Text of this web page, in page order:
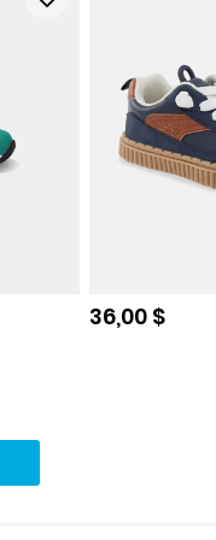
Prix de solde
36,00 $